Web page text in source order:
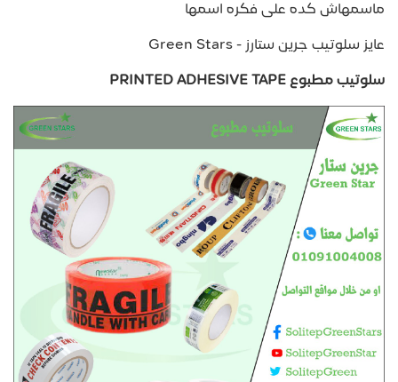
ماسمهاش كده على فكره اسمها
عايز سلوتيب جرين ستارز - Green Stars
سلوتيب مطبوع PRINTED ADHESIVE TAPE